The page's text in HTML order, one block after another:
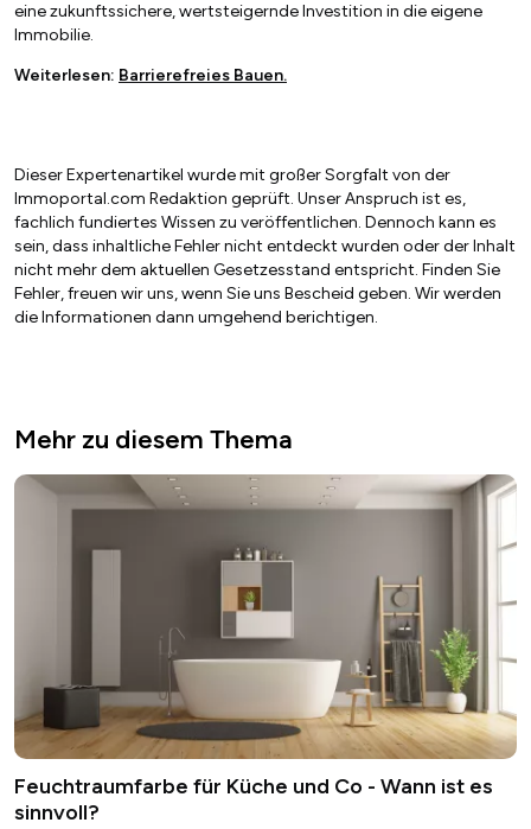
eine zukunftssichere, wertsteigernde Investition in die eigene
Immobilie.
Weiterlesen: Barrierefreies Bauen.
Dieser Expertenartikel wurde mit großer Sorgfalt von der
Immoportal.com Redaktion geprüft. Unser Anspruch ist es,
fachlich fundiertes Wissen zu veröffentlichen. Dennoch kann es
sein, dass inhaltliche Fehler nicht entdeckt wurden oder der Inhalt
nicht mehr dem aktuellen Gesetzesstand entspricht. Finden Sie
Fehler, freuen wir uns, wenn Sie uns Bescheid geben. Wir werden
die Informationen dann umgehend berichtigen.
Mehr zu diesem Thema
Feuchtraumfarbe für Küche und Co - Wann ist es
sinnvoll?